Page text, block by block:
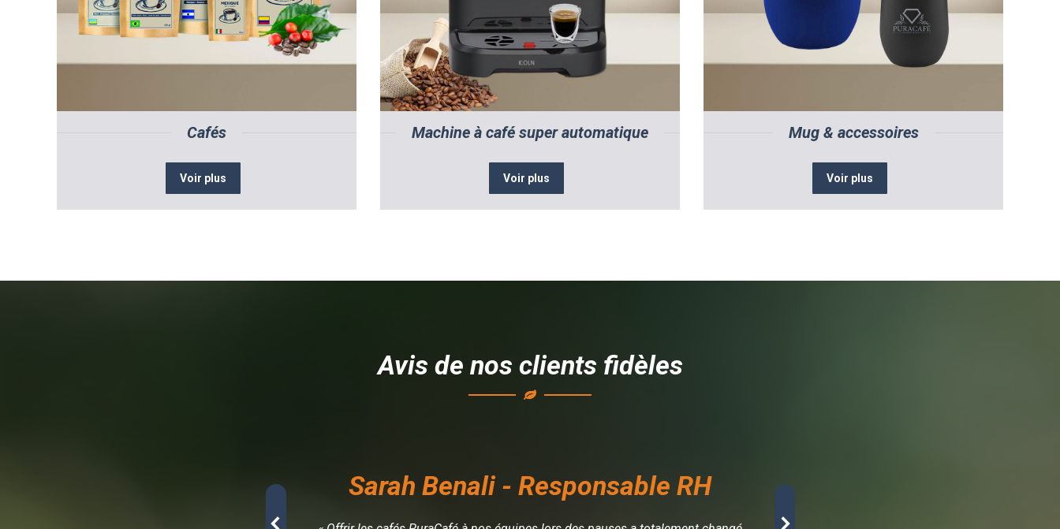
Cafés
Voir plus
Machine à café super automatique
Voir plus
Mug & accessoires
Voir plus
Avis de nos clients fidèles
- Architecte d’intérieur Sarah Benali - Responsable RH